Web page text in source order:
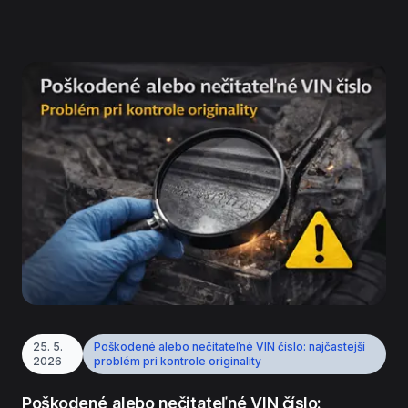
25. 5.
2026
Poškodené alebo nečitateľné VIN číslo: najčastejší
problém pri kontrole originality
Poškodené alebo nečitateľné VIN číslo: